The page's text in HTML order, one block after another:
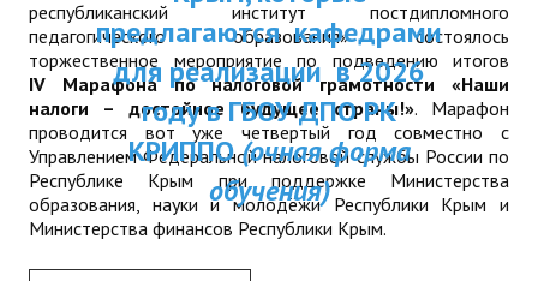
ДПО
Профессиональная переподготовка
Повышение квалификации
КОНТАКТЫ
ДПП ПК:
Актуальное
занятий
предлагаются кафедрами
для реализации в 2026
году в ГБОУ ДПО РК
КРИППО(очная форма
обучения)
республиканский институт постдипломного
педагогического образования» состоялось
торжественное мероприятие по подведению итогов
IV Марафона по налоговой грамотности «Наши
налоги – достойное будущее страны!». Марафон
проводится вот уже четвертый год совместно с
Управлением Федеральной налоговой службы России по
Республике Крым при поддержке Министерства
образования, науки и молодёжи Республики Крым и
Министерства финансов Республики Крым.